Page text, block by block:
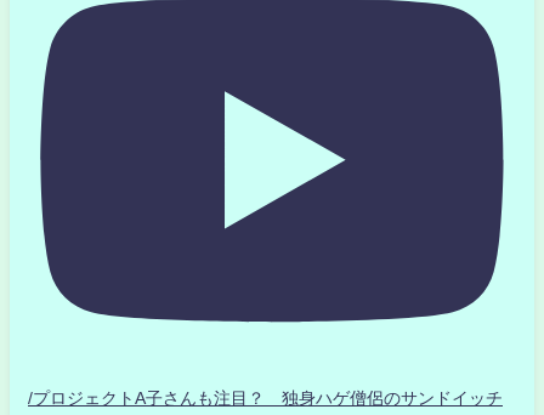
/プロジェクトA子さんも注目？ 独身ハゲ僧侶のサンドイッチ